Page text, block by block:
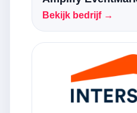
Bekijk bedrijf →